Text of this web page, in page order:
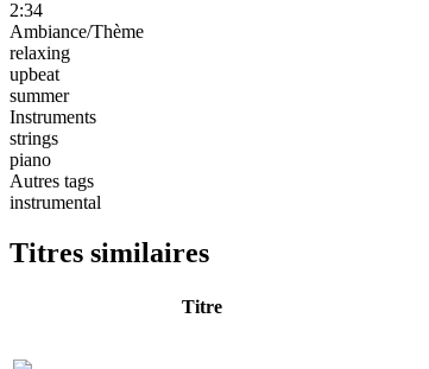
2:34
Ambiance/Thème
relaxing
upbeat
summer
Instruments
strings
piano
Autres tags
instrumental
Titres similaires
Titre